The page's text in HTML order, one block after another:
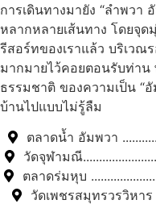
การเดินทางมายัง “ลำพวา
หลากหลายเส้นทาง โดยจุ
รีสอร์ทของเราแล้ว บริเวณ
มากมายไว้คอยตอนรับท่า
ธรรมชาติ ของความเป็น “
บ้านไปแบบไม่รู้ลืม
ตลาดน้ำ อัมพวา
วัดจุฬามณี
ตลาดร่มหุบ
วัดเพชรสมุทรวรวิหาร